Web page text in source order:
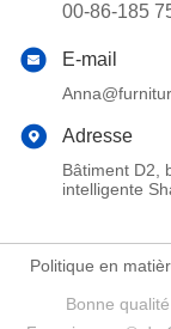
00-86-185
E-mail
Adresse
Bâtiment D2,
intelligente
Politique en
Bonne